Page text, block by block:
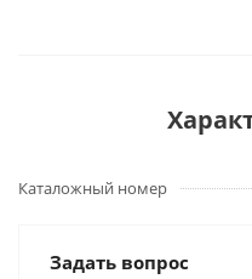
Каталожный номер
Задать вопрос